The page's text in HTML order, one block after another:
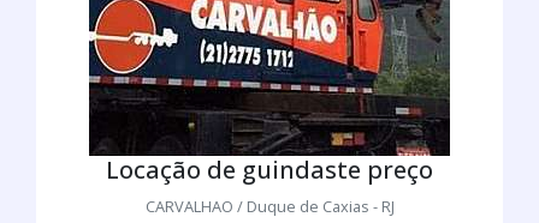
Locação de guindaste preço
CARVALHAO / Duque de Caxias - RJ